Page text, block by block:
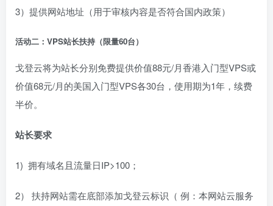
3）提供网站地址（用于审核内容是否符合国内政策）
活动二：VPS站长扶持（限量60台）
戈登云将为站长分别免费提供价值88元/月香港入门型VPS或
价值68元/月的美国入门型VPS各30台，使用期为1年，续费
半价。
站长要求
1) 拥有域名且流量日IP>100；
2） 扶持网站需在底部添加戈登云标识（ 例：本网站云服务